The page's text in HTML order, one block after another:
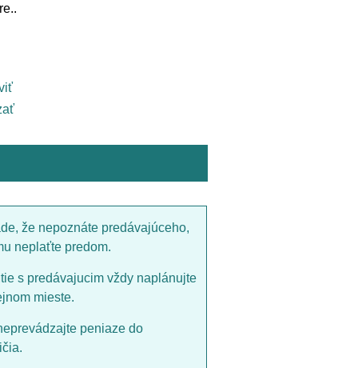
že nepoznáte predávajúceho,
neplaťte predom.
s predávajucim vždy naplánujte
mieste.
peniaze do